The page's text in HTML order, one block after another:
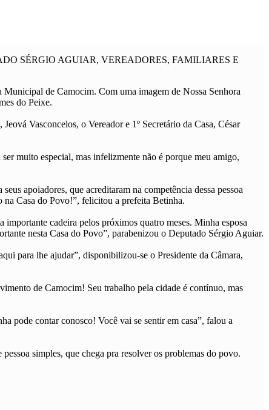
SÉRGIO AGUIAR, VEREADORES, FAMILIARES E
de Camocim. Com uma imagem de Nossa Senhora
do Peixe.
Vasconcelos, o Vereador e 1º Secretário da Casa, César
muito especial, mas infelizmente não é porque meu amigo,
apoiadores, que acreditaram na competência dessa pessoa
na Casa do Povo!”, felicitou a prefeita Betinha.
cadeira pelos próximos quatro meses. Minha esposa
nesta Casa do Povo”, parabenizou o Deputado Sérgio Aguiar.
para lhe ajudar”, disponibilizou-se o Presidente da Câmara,
de Camocim! Seu trabalho pela cidade é contínuo, mas
pode contar conosco! Você vai se sentir em casa”, falou a
simples, que chega pra resolver os problemas do povo.